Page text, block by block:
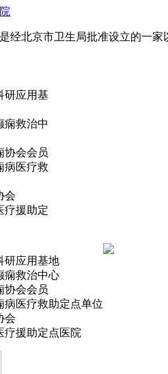
经北京市卫生局批准设立的一